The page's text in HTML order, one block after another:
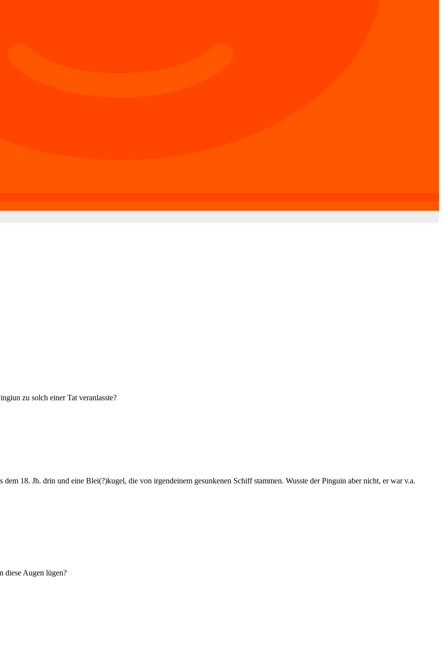
zu solch einer Tat veranlasste?
dem 18. Jh. drin und eine Blei(?)kugel, die von irgendeinem gesunkenen Schiff stammen. Wusste der Pinguin aber nicht, er war v.a.
diese Augen lügen?